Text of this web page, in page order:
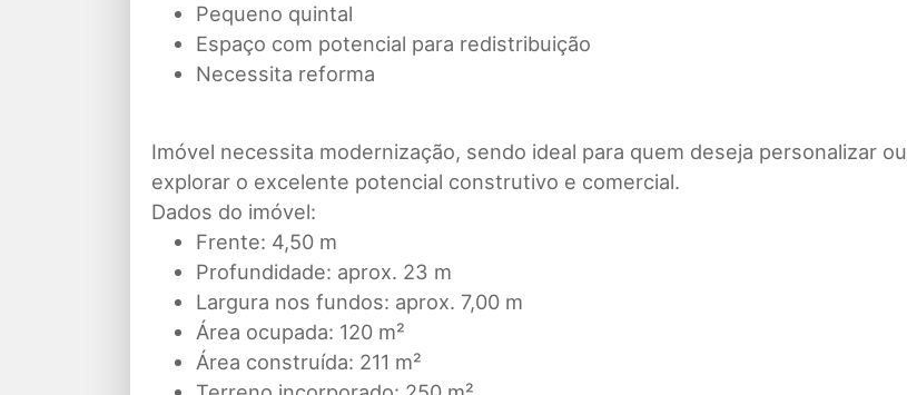
Pequeno quintal
Espaço com potencial para redistribuição
Necessita reforma
Imóvel necessita modernização, sendo ideal para quem deseja personalizar ou
explorar o excelente potencial construtivo e comercial.
Dados do imóvel:
Frente: 4,50 m
Profundidade: aprox. 23 m
Largura nos fundos: aprox. 7,00 m
Área ocupada: 120 m²
Área construída: 211 m²